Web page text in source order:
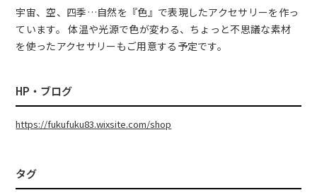
宇宙、空、四季…自然を『色』で表現したアクセサリーを作っ
ています。 体温や光源で色が変わる、ちょっと不思議な素材
を使ったアクセサリーもご用意する予定です。
HP・ブログ
https://fukufuku83.wixsite.com/shop
タグ